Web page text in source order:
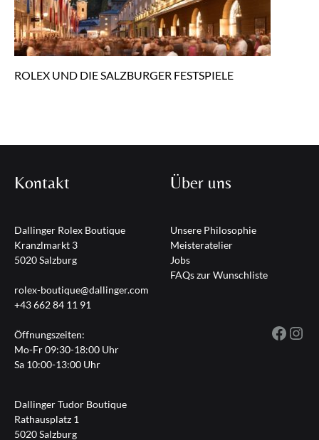
ROLEX UND DIE SALZBURGER FESTSPIELE
Kontakt
Dallinger Rolex Boutique
Kranzlmarkt 3
5020 Salzburg
rolex-boutique@dallinger.com
+43 662 84 11 91
Öffnungszeiten:
Mo-Fr 09:30-18:00 Uhr
Sa 10:00-13:00 Uhr
Dallinger Tudor Boutique
Rathausplatz 1
5020 Salzburg
Über uns
Unsere Philosophie
Meisteratelier
Jobs
FAQs zur Wunschliste